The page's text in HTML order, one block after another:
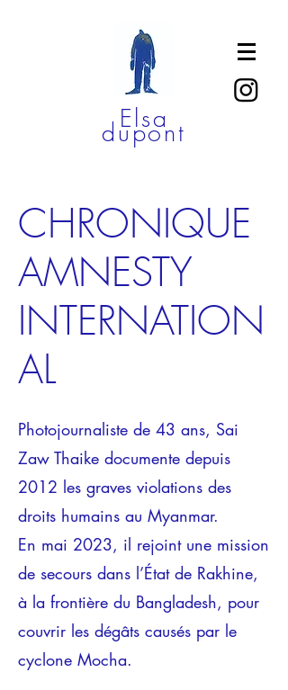
Elsa
dupont
CHRONIQUE
AMNESTY
INTERNATION
AL
Photojournaliste de 43 ans, Sai
Zaw Thaike documente depuis
2012 les graves violations des
droits humains au Myanmar.
En mai 2023, il rejoint une mission
de secours dans l’État de Rakhine,
à la frontière du Bangladesh, pour
couvrir les dégâts causés par le
cyclone Mocha.